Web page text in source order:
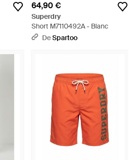
64,90 €
Superdry
Short M7110492A - Blanc
DeSpartoo